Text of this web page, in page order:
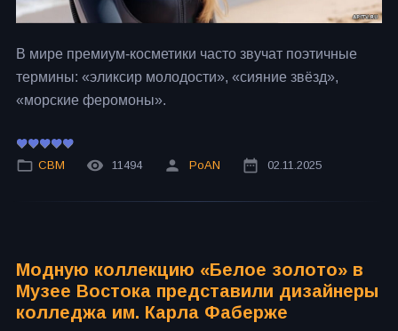
В мире премиум-косметики часто звучат поэтичные
термины: «эликсир молодости», «сияние звёзд»,
«морские феромоны».
СВМ 11494 PoAN 02.11.2025
Модную коллекцию «Белое золото» в
Музее Востока представили дизайнеры
колледжа им. Карла Фаберже